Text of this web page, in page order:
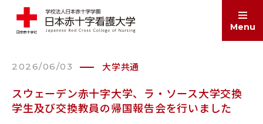
Menu
ABOUT
2026/06/03 大学共通
スウェーデン赤十字大学、ラ・ソース大学交換
学生及び交換教員の帰国報告会を行いました